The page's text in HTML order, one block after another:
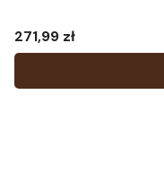
Cena
271,99 zł